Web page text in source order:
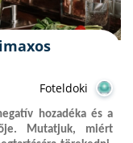
Foteldoki
hozadéka és a
Mutatjuk, miért